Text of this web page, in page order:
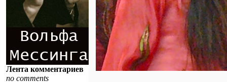
Лента комментариев
no comments